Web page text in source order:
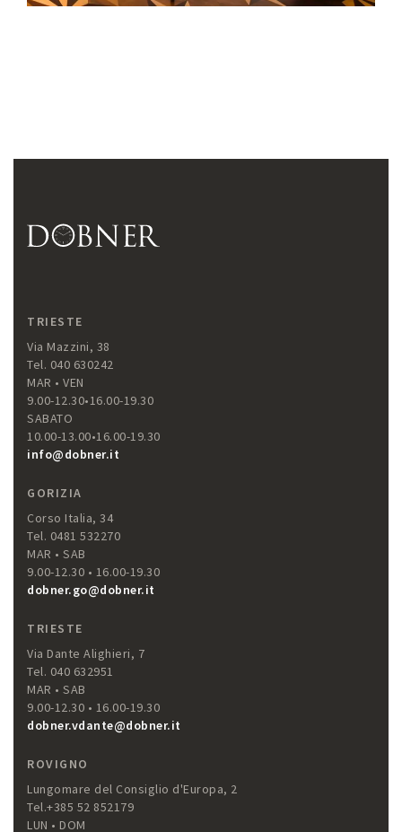
TRIESTE
Via Mazzini, 38
Tel. 040 630242
MAR • VEN
9.00-12.30•16.00-19.30
SABATO
10.00-13.00•16.00-19.30
info@dobner.it
GORIZIA
Corso Italia, 34
Tel. 0481 532270
MAR • SAB
9.00-12.30 • 16.00-19.30
dobner.go@dobner.it
TRIESTE
Via Dante Alighieri, 7
Tel. 040 632951
MAR • SAB
9.00-12.30 • 16.00-19.30
dobner.vdante@dobner.it
ROVIGNO
Lungomare del Consiglio d'Europa, 2
Tel.+385 52 852179
LUN • DOM